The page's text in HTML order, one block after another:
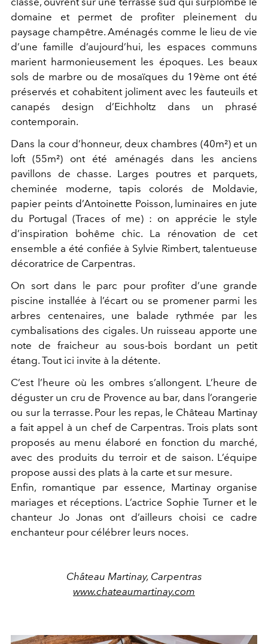
domaine et permet de profiter pleinement du
paysage champêtre. Aménagés comme le lieu de vie
d’une famille d’aujourd’hui, les espaces communs
marient harmonieusement les époques. Les beaux
sols de marbre ou de mosaïques du 19ème ont été
préservés et cohabitent joliment avec les fauteuils et
canapés design d’Eichholtz dans un phrasé
contemporain.
Dans la cour d’honneur, deux chambres (40m²) et un
loft (55m²) ont été aménagés dans les anciens
pavillons de chasse. Larges poutres et parquets,
cheminée moderne, tapis colorés de Moldavie,
papier peints d’Antoinette Poisson, luminaires en jute
du Portugal (Traces of me) : on apprécie le style
d’inspiration bohême chic. La rénovation de cet
ensemble a été confiée à Sylvie Rimbert, talentueuse
décoratrice de Carpentras.
On sort dans le parc pour profiter d’une grande
piscine installée à l’écart ou se promener parmi les
arbres centenaires, une balade rythmée par les
cymbalisations des cigales. Un ruisseau apporte une
note de fraicheur au sous-bois bordant un petit
étang. Tout ici invite à la détente.
C’est l’heure où les ombres s’allongent. L’heure de
déguster un cru de Provence au bar, dans l’orangerie
ou sur la terrasse. Pour les repas, le Château Martinay
a fait appel à un chef de Carpentras. Trois plats sont
proposés au menu élaboré en fonction du marché,
avec des produits du terroir et de saison. L’équipe
propose aussi des plats à la carte et sur mesure.
Enfin, romantique par essence, Martinay organise
mariages et réceptions. L’actrice Sophie Turner et le
chanteur Jo Jonas ont d’ailleurs choisi ce cadre
enchanteur pour célébrer leurs noces.
Château Martinay, Carpentras
www.chateaumartinay.com